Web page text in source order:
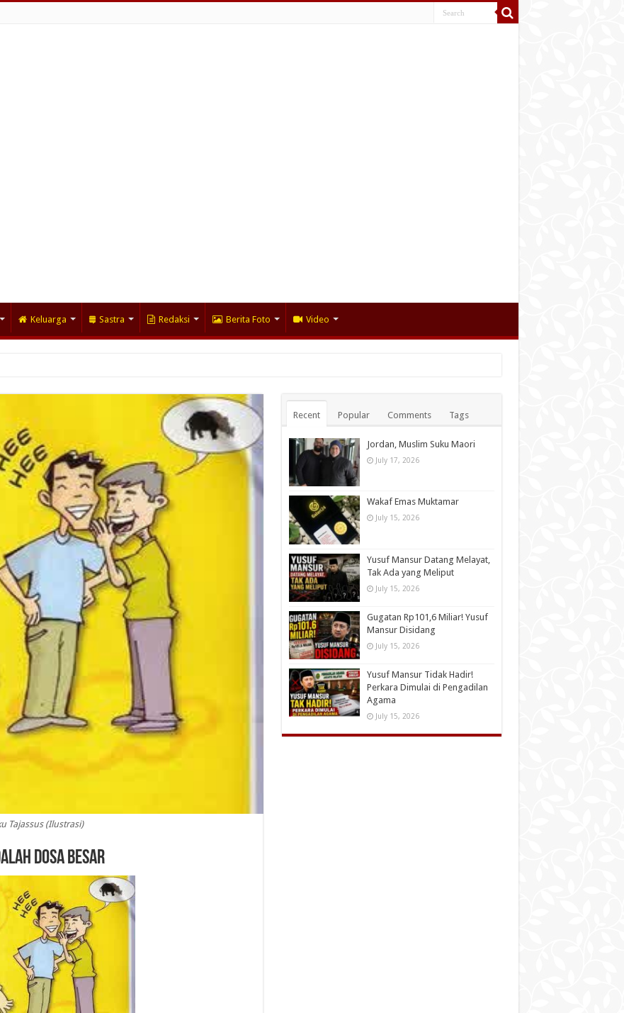
Keluarga Sastra Redaksi Berita Foto Video
Tajassus (Ilustrasi)
Dosa Besar
Recent Popular Comments Tags
Jordan, Muslim Suku Maori
July 17, 2026
Wakaf Emas Muktamar
July 15, 2026
Yusuf Mansur Datang Melayat,
Tak Ada yang Meliput
July 15, 2026
Gugatan Rp101,6 Miliar! Yusuf
Mansur Disidang
July 15, 2026
Yusuf Mansur Tidak Hadir!
Perkara Dimulai di Pengadilan
Agama
July 15, 2026